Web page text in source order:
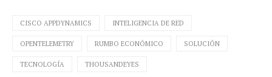
CISCO APPDYNAMICS INTELIGENCIA DE RED
OPENTELEMETRY RUMBO ECONÓMICO SOLUCIÓN
TECNOLOGÍA THOUSANDEYES